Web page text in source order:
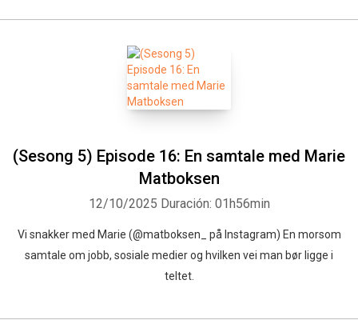
(Sesong 5) Episode 16: En samtale med Marie
Matboksen
12/10/2025 Duración: 01h56min
Vi snakker med Marie (@matboksen_ på Instagram) En morsom
samtale om jobb, sosiale medier og hvilken vei man bør ligge i
teltet.